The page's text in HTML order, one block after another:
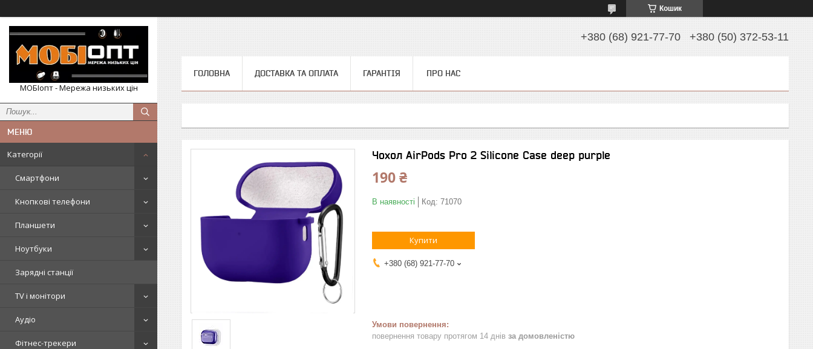
Кошик
МОБІопт - Мережа низьких цін
Категорії
Смартфони
Кнопкові телефони
Планшети
Ноутбуки
Зарядні станції
TV і монітори
Аудіо
Фітнес-трекери
+380 (68) 921-77-70 +380 (50) 372-53-11
ГОЛОВНА ДОСТАВКА ТА ОПЛАТА ГАРАНТІЯ ПРО НАС
Чохол AirPods Pro 2 Silicone Case deep purple
190 ₴
В наявності Код: 71070
Купити
+380 (68) 921-77-70
повернення товару протягом 14 днів за домовленістю